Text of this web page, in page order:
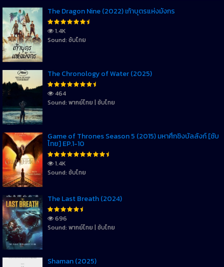
The Dragon Nine (2022) เก้าบุตรแห่งมังกร
1.4K
Sound: ซับไทย
The Chronology of Water (2025)
464
Sound: พากย์ไทย | ซับไทย
Game of Thrones Season 5 (2015) มหาศึกชิงบัลลังก์ [ซับ
ไทย] EP.1-10
1.4K
Sound: ซับไทย
The Last Breath (2024)
696
Sound: พากย์ไทย | ซับไทย
Shaman (2025)